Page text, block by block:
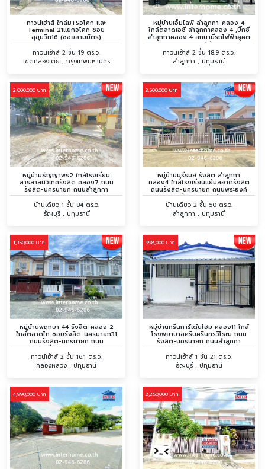
ทาวน์เฮ้าส์ ใกล้BTSอโศก และ
Terminal 21แยกอโศก ซอย
สุขุมวิท16 (ซอยสามมิตร)
ทาวน์เฮ้าส์ 2 ชั้น 19 ตร.ว.
เขตคลองเตย , กรุงเทพมหานคร
หมู่บ้านเอ็มไลฟ์ ลำลูกกา-คลอง 4
ใกล้ตลาดเอซี ลำลูกกาคลอง 4 ,บิ๊กซี
ลำลูกกาคลอง 4 สถนานีรถไฟฟ้าคูคต
ถนนพระองค์เจ้าสาย
ทาวน์เฮ้าส์ 2 ชั้น 18.9 ตร.ว.
ลำลูกกา , ปทุมธานี
2,000,000 บาท
หมู่บ้านธัญญาพร2 ใกล้โรงเรียน
สารสาสน์วิเทศรังสิต คลอง7 ถนน
รังสิต-นครนายก ถนนลำลูกกา
บ้านเดี่ยว 1 ชั้น 84 ตร.ว.
ธัญบุรี , ปทุมธานี
3,500,000 บาท
หมู่บ้านบุรีรมย์ รังสิต ลำลูกกา
คลอง4 ใกล้โรงเรียนแย้มสอาดรังสิต
ถนนรังสิต-นครนายก ถนนพระองค์
เจ้าสายคลอง4
บ้านเดี่ยว 2 ชั้น 50 ตร.ว.
ลำลูกกา , ปทุมธานี
1,350,000 บาท
หมู่บ้านพฤกษา 44 รังสิต-คลอง 2
ใกล้ตลาดไท ซอยรังสิต-นครนายก31
ถนนรังสิต-นครนายก ถนน
เลียบคลองสอง
ทาวน์เฮ้าส์ 2 ชั้น 16.1 ตร.ว.
คลองหลวง , ปทุมธานี
998,000 บาท
หมู่บ้านกรีนการ์เด้นโฮม คลอง11 ใกล้
โรงพยาบาลศรีนครินทรวิโรฒ ถนน
รังสิต-นครนายก ถนนลำลูกกา
ทาวน์เฮ้าส์ 1 ชั้น 21 ตร.ว.
ธัญบุรี , ปทุมธานี
4,990,000 บาท 2,250,000 บาท